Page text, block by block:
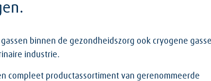
binnen de gezondheidszorg ook cryogene
industrie.
compleet productassortiment van gerenommeerde